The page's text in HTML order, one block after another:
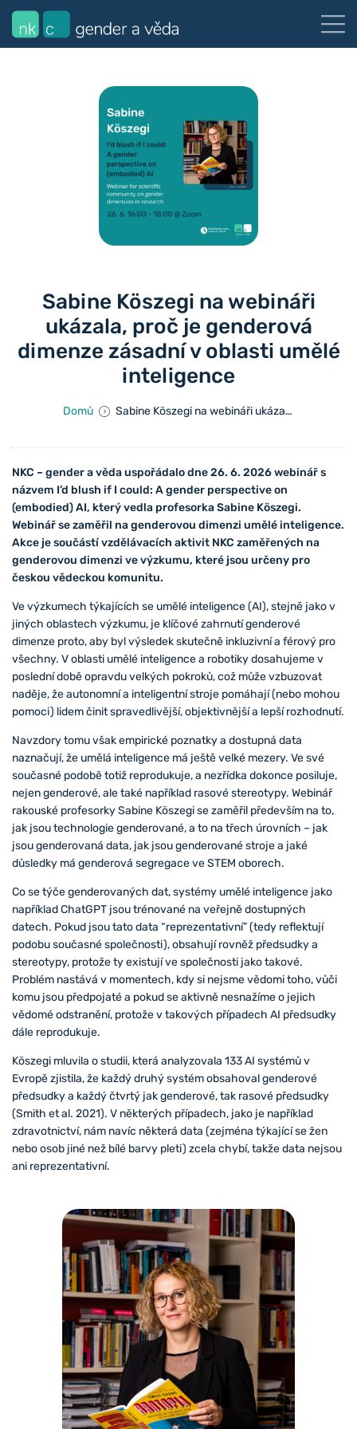
Sabine Köszegi na webináři
ukázala, proč je genderová
dimenze zásadní v oblasti umělé
inteligence
Domů Sabine Köszegi na webináři ukázala, proč je genderová dimenze zásadní v oblasti umělé inteligence
NKC – gender a věda uspořádalo dne 26. 6. 2026 webinář s
názvem I’d blush if I could: A gender perspective on
(embodied) AI, který vedla profesorka Sabine Köszegi.
Webinář se zaměřil na genderovou dimenzi umělé inteligence.
Akce je součástí vzdělávacích aktivit NKC zaměřených na
genderovou dimenzi ve výzkumu, které jsou určeny pro
českou vědeckou komunitu.
Ve výzkumech týkajících se umělé inteligence (AI), stejně jako v
jiných oblastech výzkumu, je klíčové zahrnutí genderové
dimenze proto, aby byl výsledek skutečně inkluzivní a férový pro
všechny. V oblasti umělé inteligence a robotiky dosahujeme v
poslední době opravdu velkých pokroků, což může vzbuzovat
naděje, že autonomní a inteligentní stroje pomáhají (nebo mohou
pomoci) lidem činit spravedlivější, objektivnější a lepší rozhodnutí.
Navzdory tomu však empirické poznatky a dostupná data
naznačují, že umělá inteligence má ještě velké mezery. Ve své
současné podobě totiž reprodukuje, a nezřídka dokonce posiluje,
nejen genderové, ale také například rasové stereotypy. Webinář
rakouské profesorky Sabine Köszegi se zaměřil především na to,
jak jsou technologie genderované, a to na třech úrovních – jak
jsou genderovaná data, jak jsou genderované stroje a jaké
důsledky má genderová segregace ve STEM oborech.
Co se týče genderovaných dat, systémy umělé inteligence jako
například ChatGPT jsou trénované na veřejně dostupných
datech. Pokud jsou tato data “reprezentativní” (tedy reflektují
podobu současné společnosti), obsahují rovněž předsudky a
stereotypy, protože ty existují ve společnosti jako takové.
Problém nastává v momentech, kdy si nejsme vědomi toho, vůči
komu jsou předpojaté a pokud se aktivně nesnažíme o jejich
vědomé odstranění, protože v takových případech AI předsudky
dále reprodukuje.
Köszegi mluvila o studii, která analyzovala 133 AI systémů v
Evropě zjistila, že každý druhý systém obsahoval genderové
předsudky a každý čtvrtý jak genderové, tak rasové předsudky
(Smith et al. 2021). V některých případech, jako je například
zdravotnictví, nám navíc některá data (zejména týkající se žen
nebo osob jiné než bílé barvy pleti) zcela chybí, takže data nejsou
ani reprezentativní.